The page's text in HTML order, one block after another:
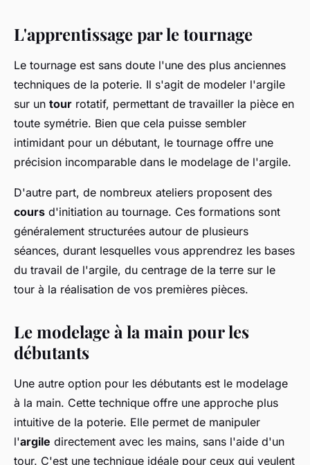
L'apprentissage par le tournage
Le tournage est sans doute l'une des plus anciennes
techniques de la poterie. Il s'agit de modeler l'argile
sur un tour rotatif, permettant de travailler la pièce en
toute symétrie. Bien que cela puisse sembler
intimidant pour un débutant, le tournage offre une
précision incomparable dans le modelage de l'argile.
D'autre part, de nombreux ateliers proposent des
cours d'initiation au tournage. Ces formations sont
généralement structurées autour de plusieurs
séances, durant lesquelles vous apprendrez les bases
du travail de l'argile, du centrage de la terre sur le
tour à la réalisation de vos premières pièces.
Le modelage à la main pour les
débutants
Une autre option pour les débutants est le modelage
à la main. Cette technique offre une approche plus
intuitive de la poterie. Elle permet de manipuler
l'argile directement avec les mains, sans l'aide d'un
tour. C'est une technique idéale pour ceux qui veulent